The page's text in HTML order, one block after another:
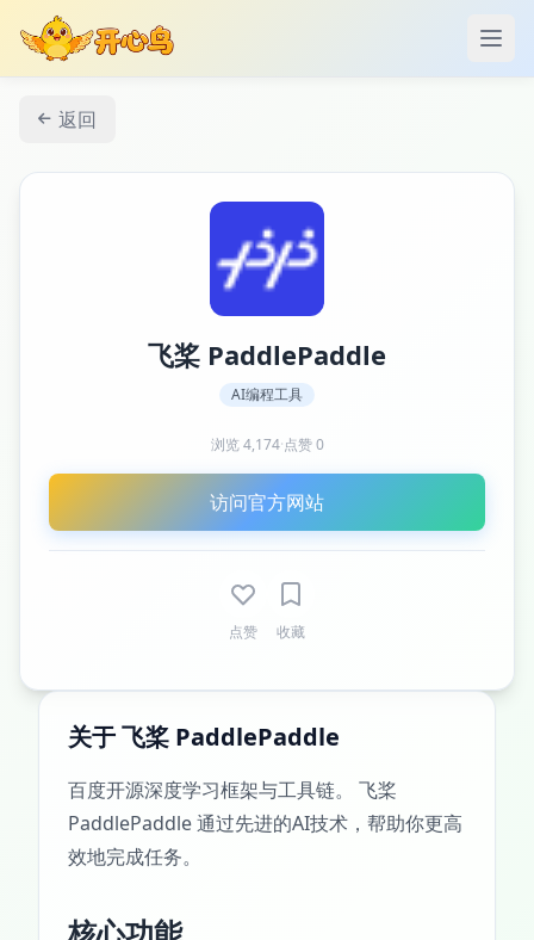
打开
返回
飞桨 PaddlePaddle
AI编程工具
浏览4,174·点赞0
访问官方网站
点赞 收藏
关于 飞桨 PaddlePaddle
百度开源深度学习框架与工具链。 飞桨
PaddlePaddle 通过先进的AI技术，帮助你更高
效地完成任务。